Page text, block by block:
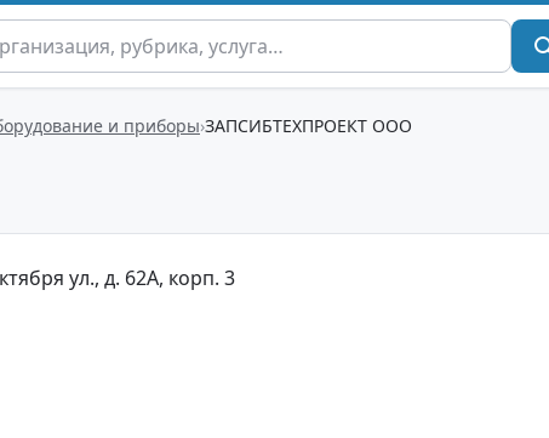
и приборы ЗАПСИБТЕХПРОЕКТ ООО
ул., д. 62А, корп. 3